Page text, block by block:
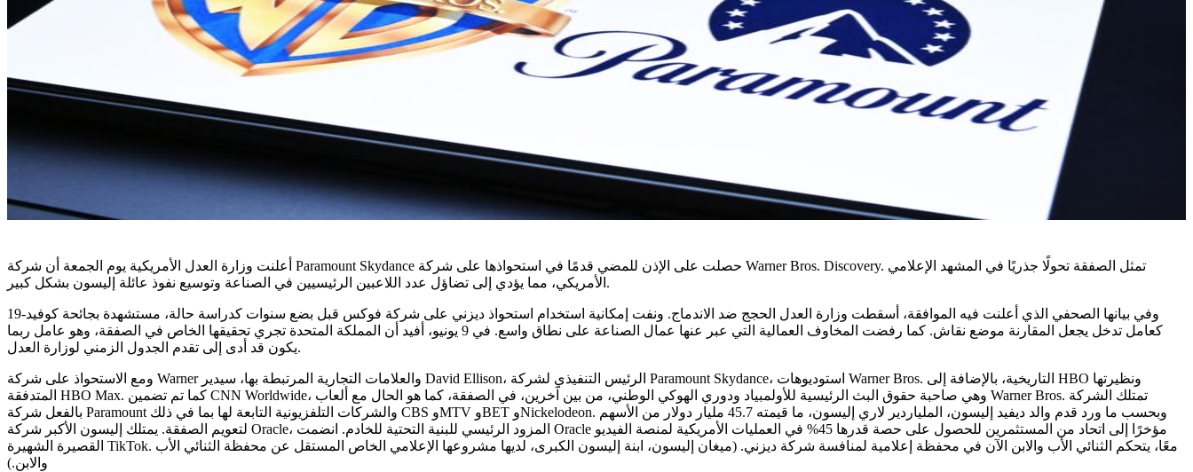
أعلنت وزارة العدل الأمريكية يوم الجمعة أن شركة Paramount Skydance حصلت على الإذن للمضي قدمًا في استحواذها على شركة Warner Bros. Discovery. تمثل الصفقة تحولًا جذريًا في المشهد الإعلامي
الأمريكي، مما يؤدي إلى تضاؤل ​​عدد اللاعبين الرئيسيين في الصناعة وتوسيع نفوذ عائلة إليسون بشكل كبير.
وفي بيانها الصحفي الذي أعلنت فيه الموافقة، أسقطت وزارة العدل الحجج ضد الاندماج. ونفت إمكانية استخدام استحواذ ديزني على شركة فوكس قبل بضع سنوات كدراسة حالة، مستشهدة بجائحة كوفيد-19
كعامل تدخل يجعل المقارنة موضع نقاش. كما رفضت المخاوف العمالية التي عبر عنها عمال الصناعة على نطاق واسع. في 9 يونيو، أفيد أن المملكة المتحدة تجري تحقيقها الخاص في الصفقة، وهو عامل ربما
يكون قد أدى إلى تقدم الجدول الزمني لوزارة العدل.
ومع الاستحواذ على شركة Warner والعلامات التجارية المرتبطة بها، سيدير ​​David Ellison، الرئيس التنفيذي لشركة Paramount Skydance، استوديوهات Warner Bros. التاريخية، بالإضافة إلى HBO ونظيرتها
المتدفقة HBO Max. كما تم تضمين CNN Worldwide، وهي صاحبة حقوق البث الرئيسية للأولمبياد ودوري الهوكي الوطني، من بين آخرين، في الصفقة، كما هو الحال مع ألعاب Warner Bros. تمتلك الشركة
بالفعل شركة Paramount والشركات التلفزيونية التابعة لها بما في ذلك CBS وMTV وBET وNickelodeon. وبحسب ما ورد قدم والد ديفيد إليسون، الملياردير لاري إليسون، ما قيمته 45.7 مليار دولار من الأسهم
لتعويم الصفقة. يمتلك إليسون الأكبر شركة Oracle، المزود الرئيسي للبنية التحتية للخادم. انضمت Oracle مؤخرًا إلى اتحاد من المستثمرين للحصول على حصة قدرها 45% في العمليات الأمريكية لمنصة الفيديو
القصيرة الشهيرة TikTok. معًا، يتحكم الثنائي الأب والابن الآن في محفظة إعلامية لمنافسة شركة ديزني. (ميغان إليسون، ابنة إليسون الكبرى، لديها مشروعها الإعلامي الخاص المستقل عن محفظة الثنائي الأب
والابن.)